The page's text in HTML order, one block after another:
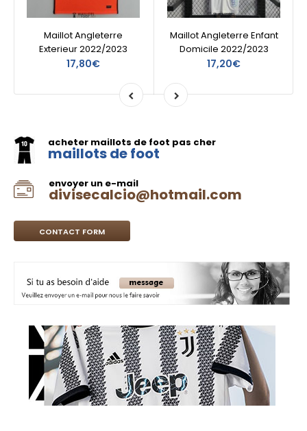
Maillot Angleterre
Exterieur 2022/2023
17,80€
Maillot Angleterre Enfant
Domicile 2022/2023
17,20€
acheter maillots de foot pas cher
maillots de foot
envoyer un e-mail
divisecalcio@hotmail.com
CONTACT FORM